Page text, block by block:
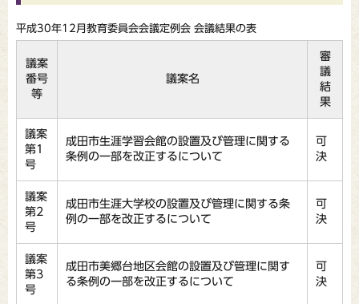
平成30年12月教育委員会会議定例会 会議結果の表
議案
番号
等
議案名
審
議
結
果
議案
第1
号
成田市生涯学習会館の設置及び管理に関する
条例の一部を改正するについて
可
決
議案
第2
号
成田市生涯大学校の設置及び管理に関する条
例の一部を改正するについて
可
決
議案
第3
号
成田市美郷台地区会館の設置及び管理に関す
る条例の一部を改正するについて
可
決